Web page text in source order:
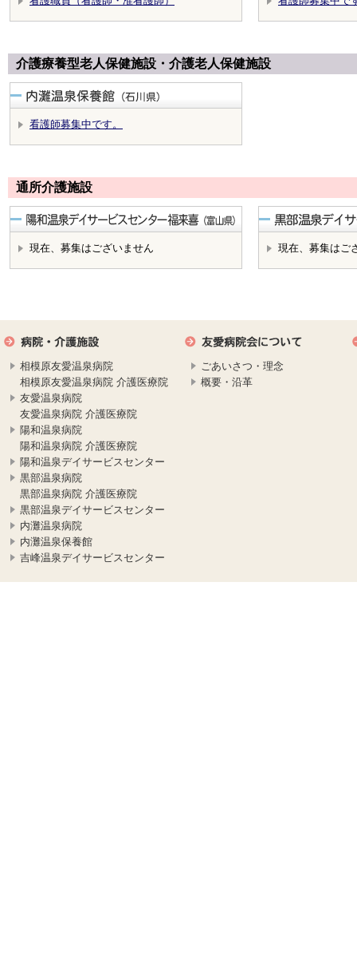
介護療養型老人保健施設・介護老人保健施設
看護師募集中です。
通所介護施設
現在、募集はございません 現在、募集はご
相模原友愛温泉病院
相模原友愛温泉病院 介護医療院
友愛温泉病院
友愛温泉病院 介護医療院
陽和温泉病院
陽和温泉病院 介護医療院
陽和温泉デイサービスセンター
黒部温泉病院
黒部温泉病院 介護医療院
黒部温泉デイサービスセンター
内灘温泉病院
内灘温泉保養館
吉峰温泉デイサービスセンター
ごあいさつ・理念
概要・沿革